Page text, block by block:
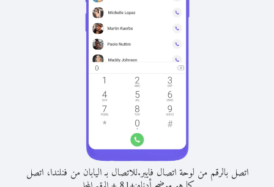
اتصل بالرقم من لوحة اتصال فايبر.للاتصال بـ اليابان من فنلندا، اتصل